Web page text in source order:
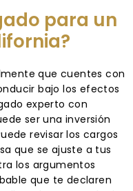
para un
que cuentes con
bajo los efectos
experto con
ser una inversión
revisar los cargos
que se ajuste a tus
los argumentos
que te declaren